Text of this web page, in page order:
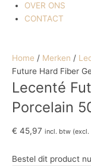
OVER ONS
CONTACT
Home / Merken /
Future Hard Fiber
Lecenté
Porcelain
€ 45,97 incl. btw (excl.
Bestel dit product